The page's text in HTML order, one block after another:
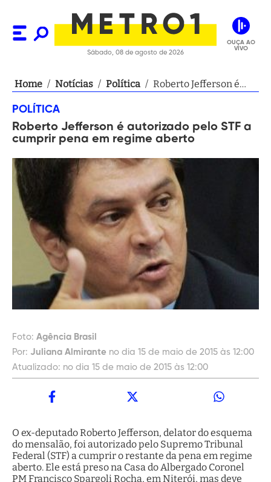
Sábado, 08 de agosto de 2026
OUÇA AO
VIVO
Home / Notícias / Política / Roberto Jefferson é
regime aberto
POLÍTICA
Roberto Jefferson é autorizado pelo STF a
cumprir pena em regime aberto
Foto: Agência Brasil
Por: Juliana Almirante no dia 15 de maio de 2015 às 12:00
Atualizado: no dia 15 de maio de 2015 às 12:00
O ex-deputado Roberto Jefferson, delator do esquema
do mensalão, foi autorizado pelo Supremo Tribunal
Federal (STF) a cumprir o restante da pena em regime
aberto. Ele está preso na Casa do Albergado Coronel
PM Francisco Spargoli Rocha, em Niterói, mas deve